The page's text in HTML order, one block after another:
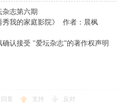
杂志第六期
秀我的家庭影院》 作者：晨枫
确认接受 "爱坛杂志”的著作权声明
回复 支持 反对